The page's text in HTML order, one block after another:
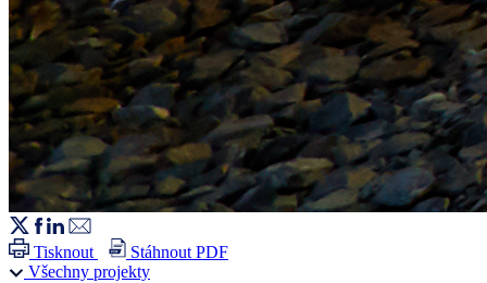
Tisknout
Stáhnout PDF
Všechny projekty